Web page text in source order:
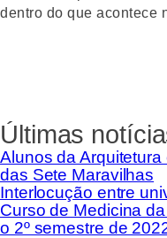
dentro do que acontece
Últimas
Alunos da
das Sete Maravilhas
Interlocução entre
Curso de Medicina
o 2º semestre de